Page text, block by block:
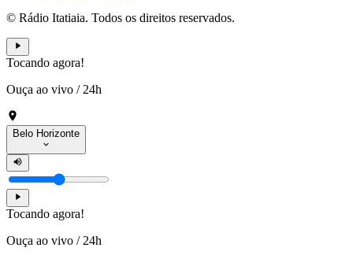
© Rádio Itatiaia. Todos os direitos reservados.
Tocando agora!
Ouça ao vivo / 24h
Belo Horizonte
Tocando agora!
Ouça ao vivo / 24h